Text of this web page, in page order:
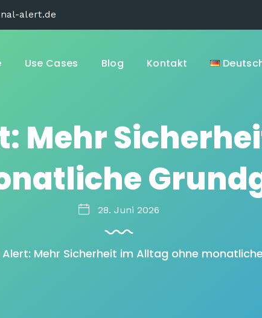
alert.de
Use Cases Blog Kontakt
Mehr
28. Juni 2026
Alert: Mehr Sicherheit im Alltag ohne